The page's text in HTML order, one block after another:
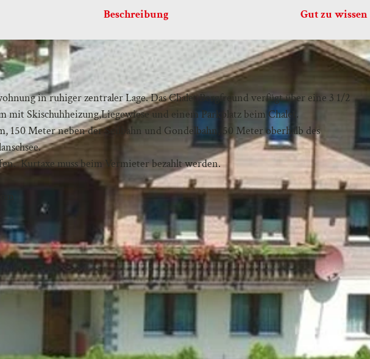
Beschreibung Gut zu wissen
in ruhiger zentraler Lage. Das Chalet Bergfreund verfügt über eine 3 1/2
Skischuhheizung,Liegewiese und einem Parkplatz beim Chalet.
150 Meter neben der Seilbahn und Gondelbahn, 50 Meter oberhalb des
Kurtaxe muss beim Vermieter bezahlt werden.